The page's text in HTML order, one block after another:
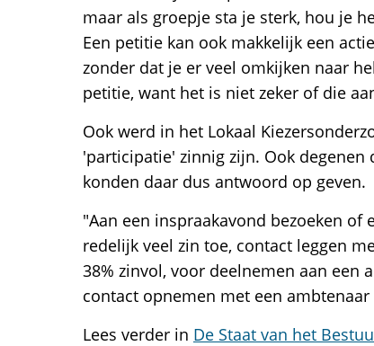
maar als groepje sta je sterk, hou je
Een petitie kan ook makkelijk een
zonder dat je er veel omkijken naar
petitie, want het is niet zeker of die
Ook werd in het Lokaal
'participatie' zinnig zijn. Ook degenen
konden daar dus antwoord op geven.
"Aan een inspraakavond bezoeken of
redelijk veel zin toe, contact leggen
38% zinvol, voor deelnemen aan een
contact opnemen met een ambtenaar
Lees verder in De Staat van het